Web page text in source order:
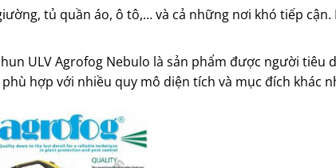
tủ quần áo, ô tô,… và cả những nơi khó tiếp cận.
ULV Agrofog Nebulo là sản phẩm được người tiêu
hợp với nhiều quy mô diện tích và mục đích khác